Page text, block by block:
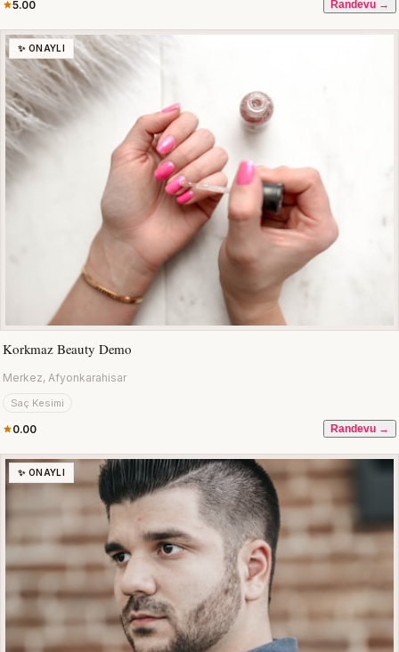
5.00 Randevu →
✨ ONAYLI
Korkmaz Beauty Demo
Merkez, Afyonkarahisar
Saç Kesimi
0.00 Randevu →
✨ ONAYLI